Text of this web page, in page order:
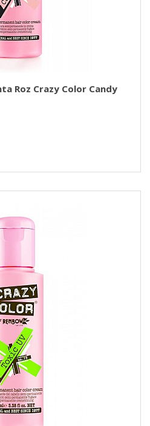
Roz Crazy Color Candy